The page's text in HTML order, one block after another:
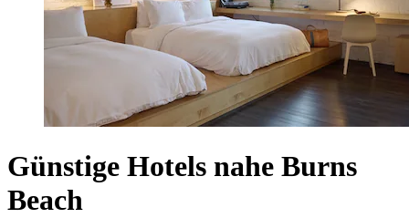
Günstige Hotels nahe Burns
Beach